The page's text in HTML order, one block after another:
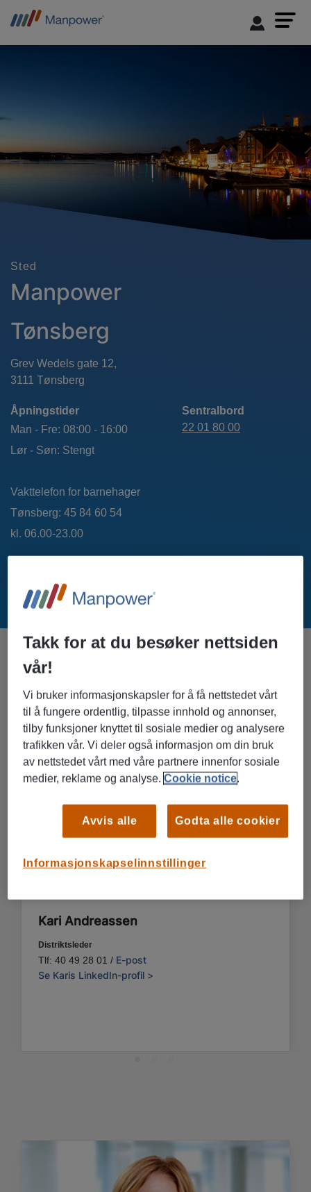
Sted
Manpower
Tønsberg
Grev Wedels gate 12,
3111 Tønsberg
Åpningstider
Man - Fre: 08:00 - 16:00
Lør - Søn: Stengt
Vakttelefon for barnehager
Tønsberg: 45 84 60 54
kl. 06.00-23.00
Sentralbord
22 01 80 00
KONTAKTPERSONER I TØNSBERG
Kari Andreassen
Distriktsleder
Tlf: 40 49 28 01 / E-post
Se Karis LinkedIn-profil >
Takk for at du besøker nettsiden
vår!
Vi bruker informasjonskapsler for å få nettstedet vårt
til å fungere ordentlig, tilpasse innhold og annonser,
tilby funksjoner knyttet til sosiale medier og analysere
trafikken vår. Vi deler også informasjon om din bruk
av nettstedet vårt med våre partnere innenfor sosiale
medier, reklame og analyse.Cookie notice.
Informasjonskapselinnstillinger
Avvis alle Godta alle cookier